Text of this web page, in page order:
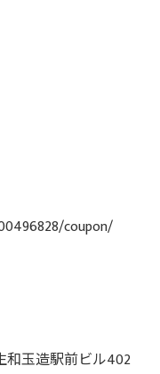
coupon/
和玉造駅前ビル402